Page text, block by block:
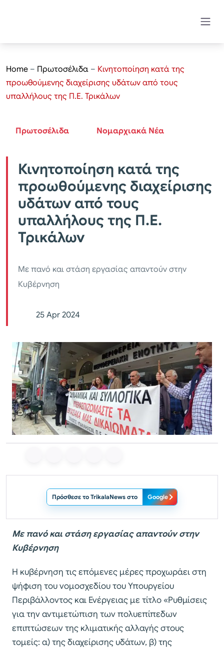
Home – Πρωτοσέλιδα – Κινητοποίηση κατά της
προωθούμενης διαχείρισης υδάτων από τους
υπαλλήλους της Π.Ε. Τρικάλων
Πρωτοσέλιδα Νομαρχιακά Νέα
Κινητοποίηση κατά της
προωθούμενης διαχείρισης
υδάτων από τους
υπαλλήλους της Π.Ε.
Τρικάλων
Με πανό και στάση εργασίας απαντούν στην
Κυβέρνηση
25 Apr 2024
Πρόσθεσε το TrikalaNews στο Google
Με πανό και στάση εργασίας απαντούν στην
Κυβέρνηση
Η κυβέρνηση τις επόμενες μέρες προχωράει στη
ψήφιση του νομοσχεδίου του Υπουργείου
Περιβάλλοντος και Ενέργειας με τίτλο «Ρυθμίσεις
για την αντιμετώπιση των πολυεπίπεδων
επιπτώσεων της κλιματικής αλλαγής στους
τομείς: α) της διαχείρισης υδάτων, β) της